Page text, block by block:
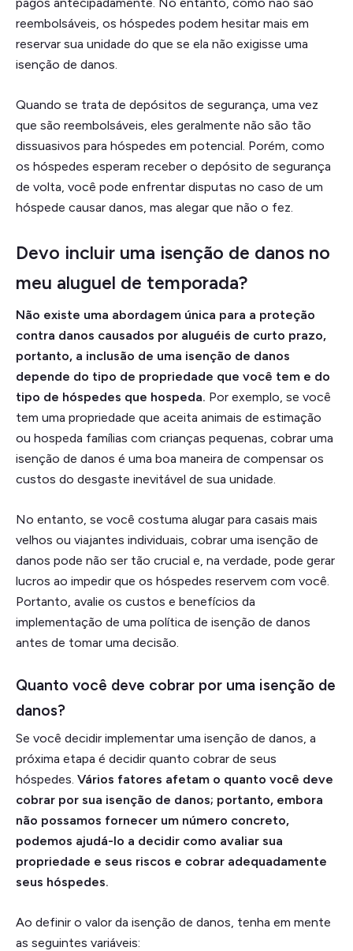
reembolsáveis, os hóspedes podem hesitar mais em
reservar sua unidade do que se ela não exigisse uma
isenção de danos.
Quando se trata de depósitos de segurança, uma vez
que são reembolsáveis, eles geralmente não são tão
dissuasivos para hóspedes em potencial. Porém, como
os hóspedes esperam receber o depósito de segurança
de volta, você pode enfrentar disputas no caso de um
hóspede causar danos, mas alegar que não o fez.
Devo incluir uma isenção de danos no
meu aluguel de temporada?
Não existe uma abordagem única para a proteção
contra danos causados por aluguéis de curto prazo,
portanto, a inclusão de uma isenção de danos
depende do tipo de propriedade que você tem e do
tipo de hóspedes que hospeda. Por exemplo, se você
tem uma propriedade que aceita animais de estimação
ou hospeda famílias com crianças pequenas, cobrar uma
isenção de danos é uma boa maneira de compensar os
custos do desgaste inevitável de sua unidade.
No entanto, se você costuma alugar para casais mais
velhos ou viajantes individuais, cobrar uma isenção de
danos pode não ser tão crucial e, na verdade, pode gerar
lucros ao impedir que os hóspedes reservem com você.
Portanto, avalie os custos e benefícios da
implementação de uma política de isenção de danos
antes de tomar uma decisão.
Quanto você deve cobrar por uma isenção de
danos?
Se você decidir implementar uma isenção de danos, a
próxima etapa é decidir quanto cobrar de seus
hóspedes. Vários fatores afetam o quanto você deve
cobrar por sua isenção de danos; portanto, embora
não possamos fornecer um número concreto,
podemos ajudá-lo a decidir como avaliar sua
propriedade e seus riscos e cobrar adequadamente
seus hóspedes.
Ao definir o valor da isenção de danos, tenha em mente
as seguintes variáveis: